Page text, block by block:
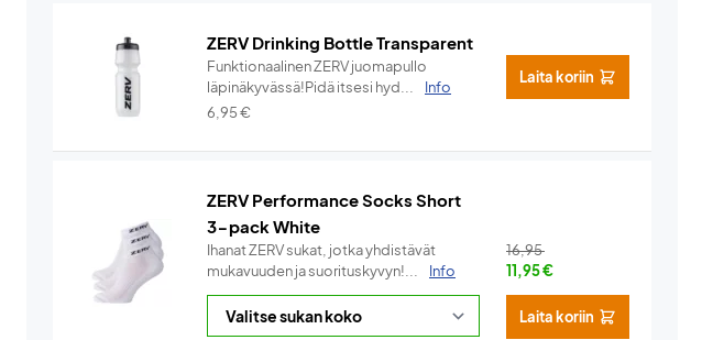
ZERV Drinking Bottle Transparent
Funktionaalinen ZERV juomapullo
läpinäkyvässä!Pidä itsesi hyd...
Info
6,95€
Laita koriin
ZERV Performance Socks Short
3-pack White
Ihanat ZERV sukat, jotka yhdistävät
mukavuuden ja suorituskyvyn!...
Info
16,95
11,95€
Laita koriin